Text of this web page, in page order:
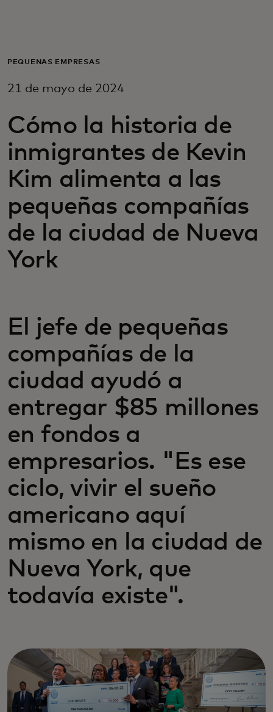
Para empresas
Para innovadores
Noticias y tendencias
PEQUEÑAS EMPRESAS
21 de mayo de 2024
Cómo la historia de
inmigrantes de Kevin
Kim alimenta a las
pequeñas compañías
de la ciudad de Nueva
York
El jefe de pequeñas
compañías de la
ciudad ayudó a
entregar $85 millones
en fondos a
empresarios. "Es ese
ciclo, vivir el sueño
americano aquí
mismo en la ciudad de
Nueva York, que
todavía existe".